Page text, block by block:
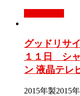
グッドリサ
１１日 シ
ン 液晶テレ
2015年製2015